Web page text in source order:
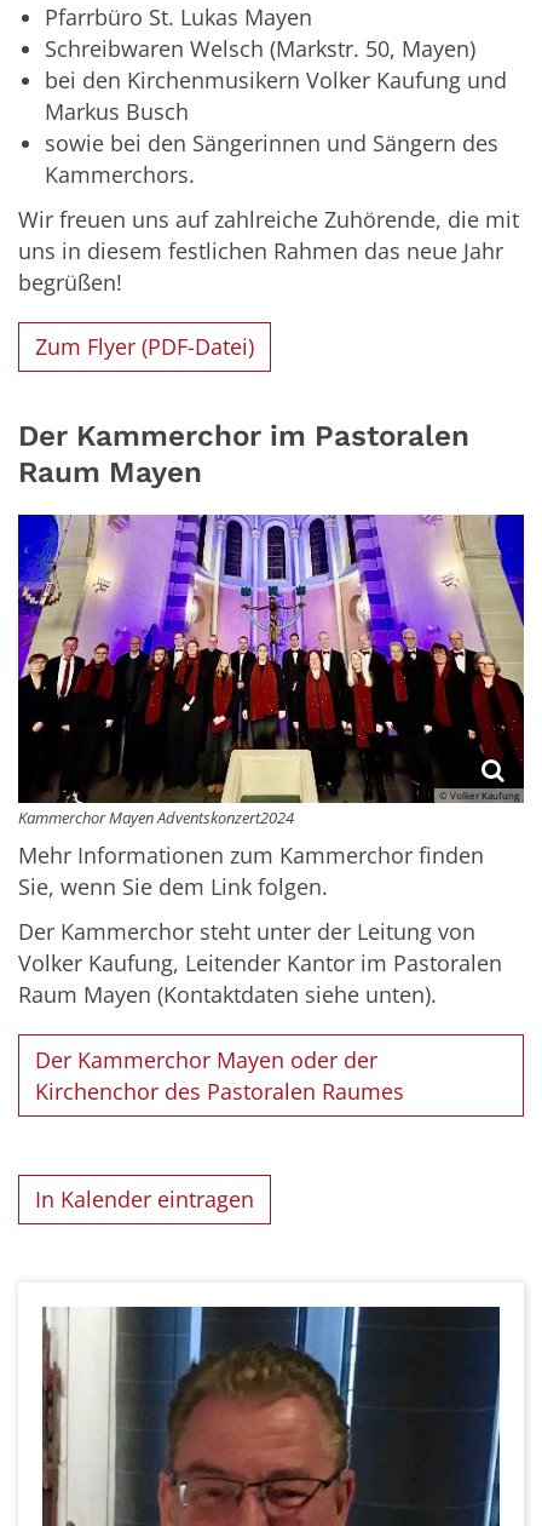
Pfarrbüro St. Lukas Mayen
Schreibwaren Welsch (Markstr. 50, Mayen)
bei den Kirchenmusikern Volker Kaufung und
Markus Busch
sowie bei den Sängerinnen und Sängern des
Kammerchors.
Wir freuen uns auf zahlreiche Zuhörende, die mit
uns in diesem festlichen Rahmen das neue Jahr
begrüßen!
Zum Flyer (PDF-Datei)
Der Kammerchor im Pastoralen
Raum Mayen
© Volker Kaufung
Kammerchor Mayen Adventskonzert2024
Mehr Informationen zum Kammerchor finden
Sie, wenn Sie dem Link folgen.
Der Kammerchor steht unter der Leitung von
Volker Kaufung, Leitender Kantor im Pastoralen
Raum Mayen (Kontaktdaten siehe unten).
Der Kammerchor Mayen oder der
Kirchenchor des Pastoralen Raumes
In Kalender eintragen